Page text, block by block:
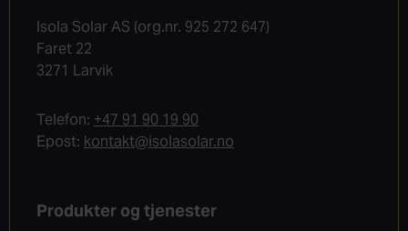
Isola Solar AS (org.nr. 925 272 647)
Faret 22
3271 Larvik
Telefon: +47 91 90 19 90
Epost: kontakt@isolasolar.no
Produkter og tjenester